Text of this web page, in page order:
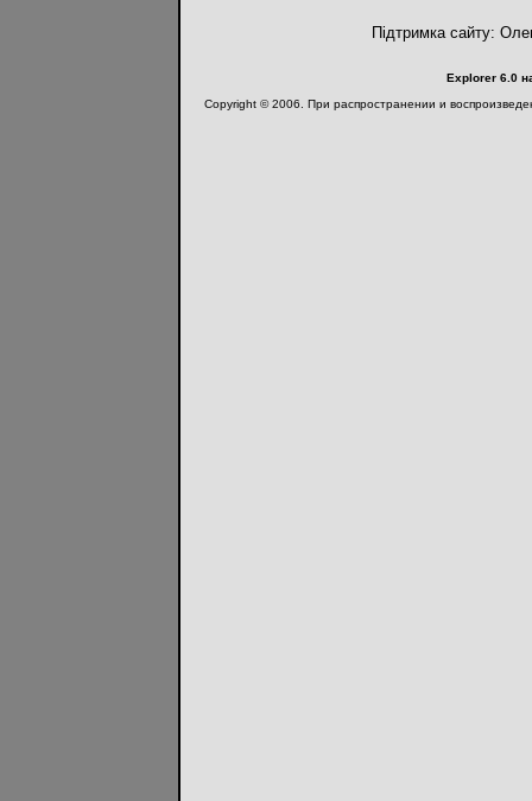
Підтримка сайту:
Explorer 6.0
Copyright © 2006. При распространении и